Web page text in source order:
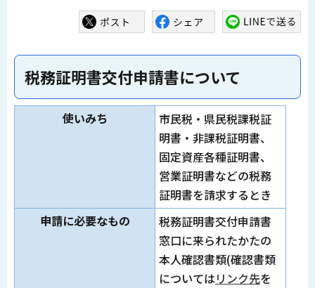
税務証明書交付申請書について
使いみち
市民税・県民税課税証
明書・非課税証明書、
固定資産各種証明書、
営業証明書などの税務
証明書を請求するとき
申請に必要なもの
税務証明書交付申請書
窓口に来られたかたの
本人確認書類(確認書類
についてはリンク先を